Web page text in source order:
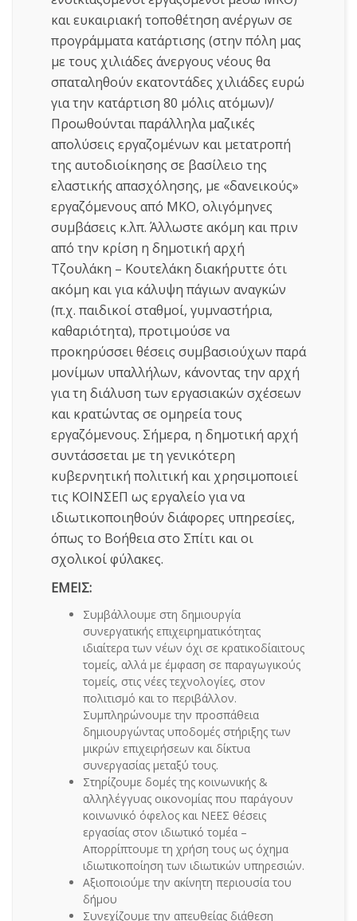
και ευκαιριακή τοποθέτηση ανέργων σε
προγράμματα κατάρτισης (στην πόλη μας
με τους χιλιάδες άνεργους νέους θα
σπαταληθούν εκατοντάδες χιλιάδες ευρώ
για την κατάρτιση 80 μόλις ατόμων)/
Προωθούνται παράλληλα μαζικές
απολύσεις εργαζομένων και μετατροπή
της αυτοδιοίκησης σε βασίλειο της
ελαστικής απασχόλησης, με «δανεικούς»
εργαζόμενους από ΜΚΟ, ολιγόμηνες
συμβάσεις κ.λπ. Άλλωστε ακόμη και πριν
από την κρίση η δημοτική αρχή
Τζουλάκη – Κουτελάκη διακήρυττε ότι
ακόμη και για κάλυψη πάγιων αναγκών
(π.χ. παιδικοί σταθμοί, γυμναστήρια,
καθαριότητα), προτιμούσε να
προκηρύσσει θέσεις συμβασιούχων παρά
μονίμων υπαλλήλων, κάνοντας την αρχή
για τη διάλυση των εργασιακών σχέσεων
και κρατώντας σε ομηρεία τους
εργαζόμενους. Σήμερα, η δημοτική αρχή
συντάσσεται με τη γενικότερη
κυβερνητική πολιτική και χρησιμοποιεί
τις ΚΟΙΝΣΕΠ ως εργαλείο για να
ιδιωτικοποιηθούν διάφορες υπηρεσίες,
όπως το Βοήθεια στο Σπίτι και οι
σχολικοί φύλακες.
ΕΜΕΙΣ:
Συμβάλλουμε στη δημιουργία
συνεργατικής επιχειρηματικότητας
ιδιαίτερα των νέων όχι σε κρατικοδίαιτους
τομείς, αλλά με έμφαση σε παραγωγικούς
τομείς, στις νέες τεχνολογίες, στον
πολιτισμό και το περιβάλλον.
Συμπληρώνουμε την προσπάθεια
δημιουργώντας υποδομές στήριξης των
μικρών επιχειρήσεων και δίκτυα
συνεργασίας μεταξύ τους.
Στηρίζουμε δομές της κοινωνικής &
αλληλέγγυας οικονομίας που παράγουν
κοινωνικό όφελος και ΝΕΕΣ θέσεις
εργασίας στον ιδιωτικό τομέα –
Απορρίπτουμε τη χρήση τους ως όχημα
ιδιωτικοποίηση των ιδιωτικών υπηρεσιών.
Αξιοποιούμε την ακίνητη περιουσία του
δήμου
Συνεχίζουμε την απευθείας διάθεση